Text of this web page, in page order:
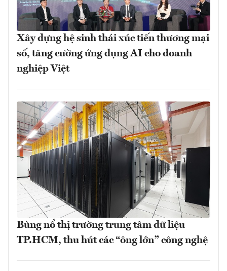
Xây dựng hệ sinh thái xúc tiến thương mại
số, tăng cường ứng dụng AI cho doanh
nghiệp Việt
Bùng nổ thị trường trung tâm dữ liệu
TP.HCM, thu hút các “ông lớn” công nghệ